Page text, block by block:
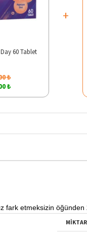
60 Tablet
₺
₺
+
etmeksizin öğünden